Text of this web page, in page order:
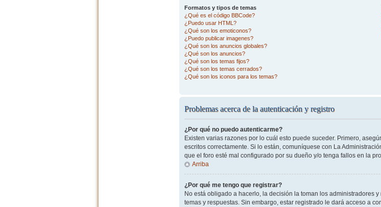
Formatos y tipos de temas
¿Qué es el código BBCode?
¿Puedo usar HTML?
¿Qué son los emoticonos?
¿Puedo publicar imagenes?
¿Qué son los anuncios globales?
¿Qué son los anuncios?
¿Qué son los temas fijos?
¿Qué son los temas cerrados?
¿Qué son los iconos para los temas?
Problemas acerca de la autenticación y registro
¿Por qué no puedo autenticarme?
Existen varias razones por lo cuál esto puede suceder. Primero,
escritos correctamente. Si lo están, comuníquese con La
que el foro esté mal configurado por su dueño y/o tenga fallos en la
Arriba
¿Por qué me tengo que registrar?
No está obligado a hacerlo, la decisión la toman los administradores
temas y respuestas. Sin embargo, estar registrado le dará acceso a